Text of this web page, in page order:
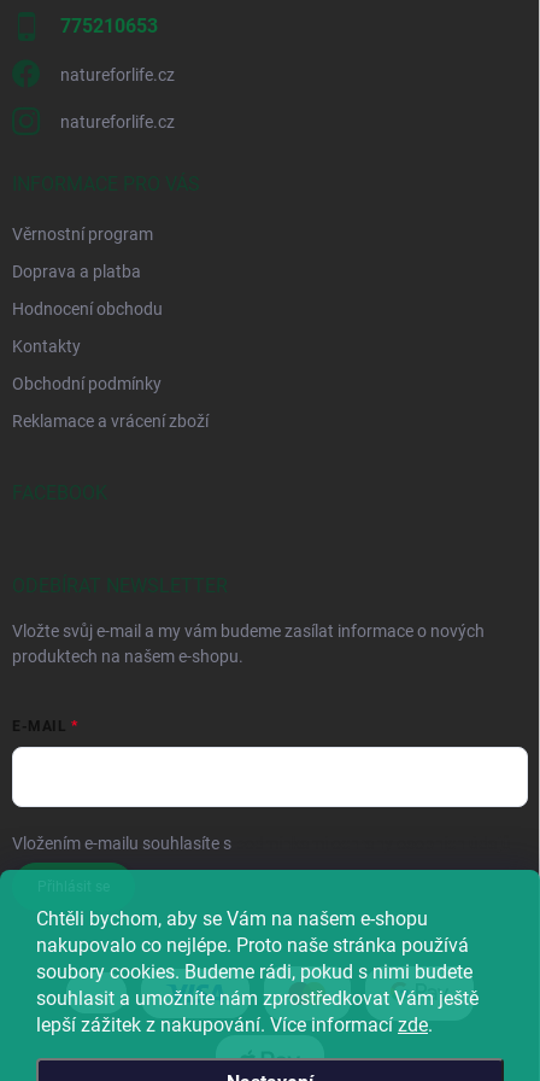
Chtěli bychom, aby se Vám na našem e-shopu
nakupovalo co nejlépe. Proto naše stránka používá
soubory cookies. Budeme rádi, pokud s nimi budete
souhlasit a umožníte nám zprostředkovat Vám ještě
lepší zážitek z nakupování. Více informací zde.
775210653
natureforlife.cz
natureforlife.cz
INFORMACE PRO VÁS
Věrnostní program
Doprava a platba
Hodnocení obchodu
Kontakty
Obchodní podmínky
Reklamace a vrácení zboží
FACEBOOK
ODEBÍRAT NEWSLETTER
Vložte svůj e-mail a my vám budeme zasílat informace o nových
produktech na našem e-shopu.
E-MAIL
Vložením e-mailu souhlasíte s